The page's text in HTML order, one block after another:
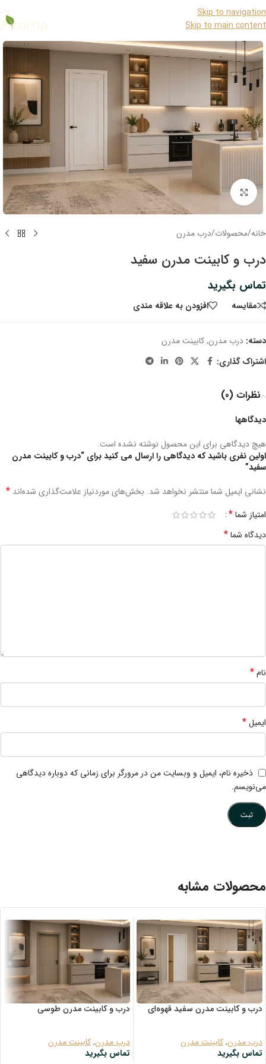
Skip to navigation
Skip to main content
برای بزرگنمایی کلیک کنید
خانه/محصولات/درب مدرن
درب و کابینت مدرن سفید
تماس بگیرید
مقايسه افزودن به علاقه مندی
دسته: درب مدرن,کابینت مدرن
اشتراک گذاری:
نظرات (0)
دیدگاهها
هیچ دیدگاهی برای این محصول نوشته نشده است.
اولین نفری باشید که دیدگاهی را ارسال می کنید برای “درب و کابینت مدرن
سفید”
نشانی ایمیل شما منتشر نخواهد شد. بخش‌های موردنیاز علامت‌گذاری شده‌اند *
امتیاز شما*
دیدگاه شما*
نام*
ایمیل*
ذخیره نام، ایمیل و وبسایت من در مرورگر برای زمانی که دوباره دیدگاهی
می‌نویسم.
محصولات مشابه
درب و کابینت مدرن سفید قهوه‌ای
درب مدرن,کابینت مدرن
تماس بگیرید
درب و کابینت مدرن طوسی
درب مدرن,کابینت مدرن
تماس بگیرید